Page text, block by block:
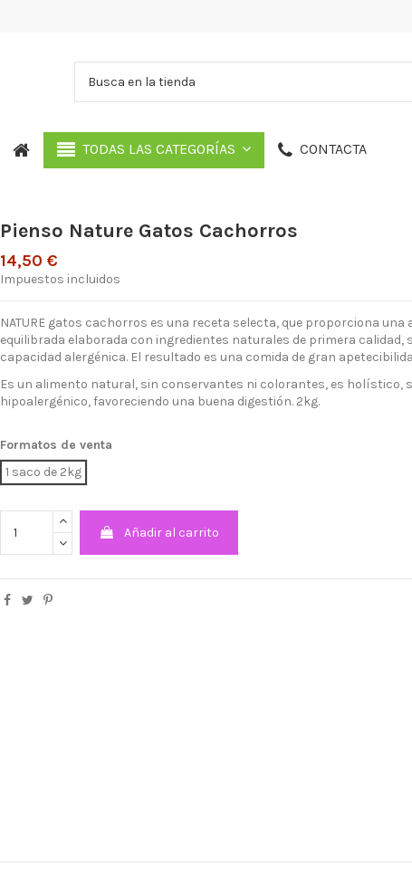
TODAS LAS CATEGORÍAS CONTACTA
Pienso Nature Gatos Cachorros
14,50 €
Impuestos incluidos
NATURE gatos cachorros es una receta selecta, que proporciona
equilibrada elaborada con ingredientes naturales de primera calidad,
capacidad alergénica. El resultado es una comida de gran
Es un alimento natural, sin conservantes ni colorantes, es holístico,
hipoalergénico, favoreciendo una buena digestión. 2kg.
Formatos de venta
1 saco de 2kg
Añadir al carrito